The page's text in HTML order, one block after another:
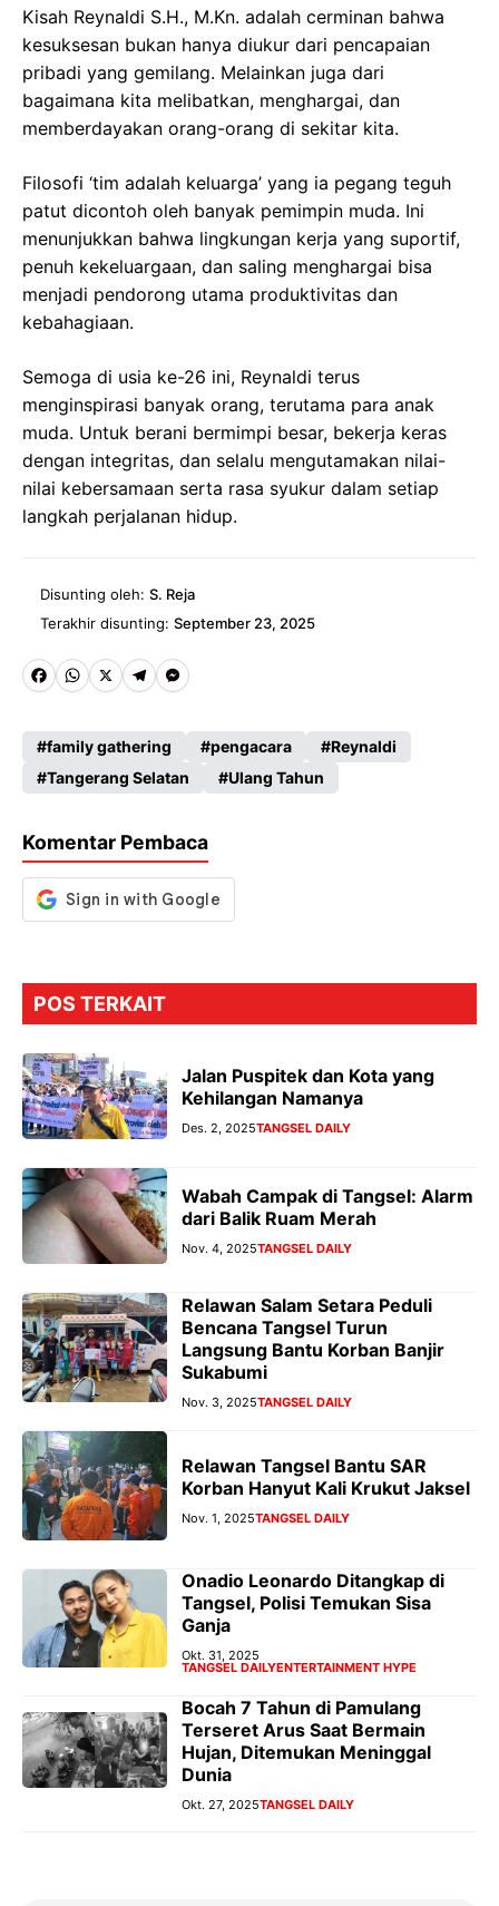
Kisah Reynaldi S.H., M.Kn. adalah cerminan bahwa
kesuksesan bukan hanya diukur dari pencapaian
pribadi yang gemilang. Melainkan juga dari
bagaimana kita melibatkan, menghargai, dan
memberdayakan orang-orang di sekitar kita.
Filosofi ‘tim adalah keluarga’ yang ia pegang teguh
patut dicontoh oleh banyak pemimpin muda. Ini
menunjukkan bahwa lingkungan kerja yang suportif,
penuh kekeluargaan, dan saling menghargai bisa
menjadi pendorong utama produktivitas dan
kebahagiaan.
Semoga di usia ke-26 ini, Reynaldi terus
menginspirasi banyak orang, terutama para anak
muda. Untuk berani bermimpi besar, bekerja keras
dengan integritas, dan selalu mengutamakan nilai-
nilai kebersamaan serta rasa syukur dalam setiap
langkah perjalanan hidup.
Disunting oleh: S. Reja
Terakhir disunting: September 23, 2025
Fa
b
o
k
W
ts
A
p
X
Te
gr
a
M
se
n
er
family gathering pengacara
Reynaldi
Tangerang Selatan
Ulang Tahun
Komentar Pembaca
POS TERKAIT
Jalan Puspitek dan Kota yang
Kehilangan Namanya
Des. 2, 2025TANGSEL DAILY
Wabah Campak di Tangsel: Alarm
dari Balik Ruam Merah
Nov. 4, 2025TANGSEL DAILY
Relawan Salam Setara Peduli
Bencana Tangsel Turun
Langsung Bantu Korban Banjir
Sukabumi
Nov. 3, 2025TANGSEL DAILY
Relawan Tangsel Bantu SAR
Korban Hanyut Kali Krukut Jaksel
Nov. 1, 2025TANGSEL DAILY
Onadio Leonardo Ditangkap di
Tangsel, Polisi Temukan Sisa
Ganja
Okt. 31, 2025
TANGSEL DAILYENTERTAINMENT HYPE
Bocah 7 Tahun di Pamulang
Terseret Arus Saat Bermain
Hujan, Ditemukan Meninggal
Dunia
Okt. 27, 2025TANGSEL DAILY